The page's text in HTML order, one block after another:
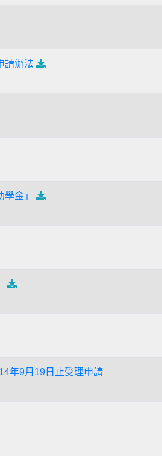
請辦法
金」
年9月19日止受理申請